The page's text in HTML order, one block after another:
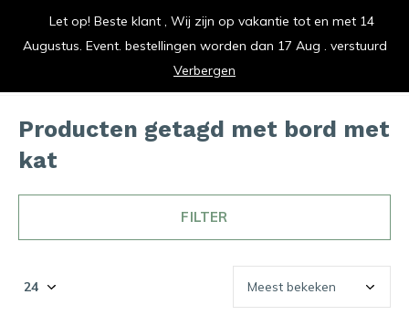
vrolijk je keuken op
Producten getagd met bord met
kat
FILTER
Let op! Beste klant , Wij zijn op vakantie tot en met 14
Augustus. Event. bestellingen worden dan 17 Aug . verstuurd
Verbergen